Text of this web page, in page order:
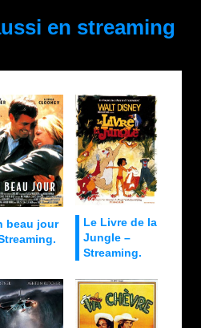
en streaming
beau jour
Le Livre de la
Jungle –
Streaming.